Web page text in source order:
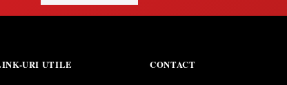
URI UTILE CONTACT